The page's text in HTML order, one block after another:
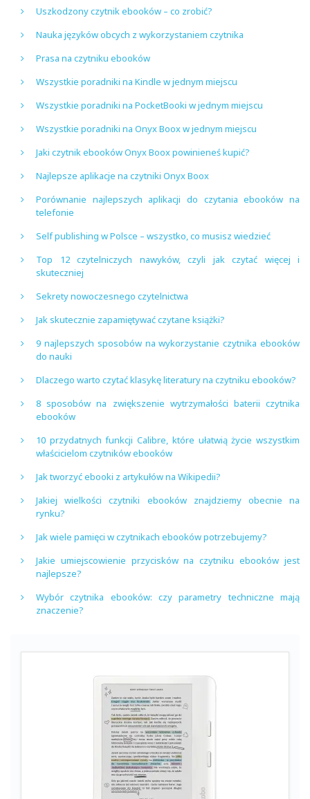
Uszkodzony czytnik ebooków – co zrobić?
Nauka języków obcych z wykorzystaniem czytnika
Prasa na czytniku ebooków
Wszystkie poradniki na Kindle w jednym miejscu
Wszystkie poradniki na PocketBooki w jednym miejscu
Wszystkie poradniki na Onyx Boox w jednym miejscu
Jaki czytnik ebooków Onyx Boox powinieneś kupić?
Najlepsze aplikacje na czytniki Onyx Boox
Porównanie najlepszych aplikacji do czytania ebooków na
telefonie
Self publishing w Polsce – wszystko, co musisz wiedzieć
Top 12 czytelniczych nawyków, czyli jak czytać więcej i
skuteczniej
Sekrety nowoczesnego czytelnictwa
Jak skutecznie zapamiętywać czytane książki?
9 najlepszych sposobów na wykorzystanie czytnika ebooków
do nauki
Dlaczego warto czytać klasykę literatury na czytniku ebooków?
8 sposobów na zwiększenie wytrzymałości baterii czytnika
ebooków
10 przydatnych funkcji Calibre, które ułatwią życie wszystkim
właścicielom czytników ebooków
Jak tworzyć ebooki z artykułów na Wikipedii?
Jakiej wielkości czytniki ebooków znajdziemy obecnie na
rynku?
Jak wiele pamięci w czytnikach ebooków potrzebujemy?
Jakie umiejscowienie przycisków na czytniku ebooków jest
najlepsze?
Wybór czytnika ebooków: czy parametry techniczne mają
znaczenie?